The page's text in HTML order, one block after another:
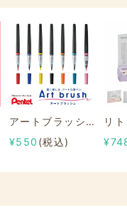
アートブラッシュ
¥550 (税込)
リ